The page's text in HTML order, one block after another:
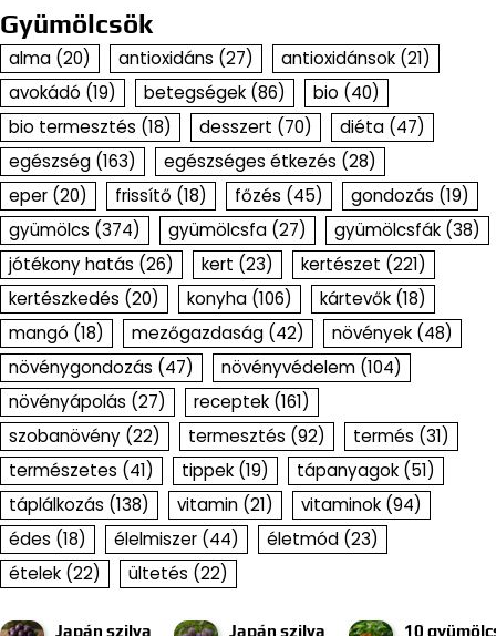
Gyümölcsök
alma (20) antioxidáns (27) antioxidánsok (21)
avokádó (19) betegségek (86) bio (40)
bio termesztés (18) desszert (70) diéta (47)
egészség (163) egészséges étkezés (28)
eper (20) frissítő (18) főzés (45) gondozás (19)
gyümölcs (374) gyümölcsfa (27) gyümölcsfák (38)
jótékony hatás (26) kert (23) kertészet (221)
kertészkedés (20) konyha (106) kártevők (18)
mangó (18) mezőgazdaság (42) növények (48)
növénygondozás (47) növényvédelem (104)
növényápolás (27) receptek (161)
szobanövény (22) termesztés (92) termés (31)
természetes (41) tippek (19) tápanyagok (51)
táplálkozás (138) vitamin (21) vitaminok (94)
édes (18) élelmiszer (44) életmód (23)
ételek (22) ültetés (22)
Japán szilva Japán szilva 10